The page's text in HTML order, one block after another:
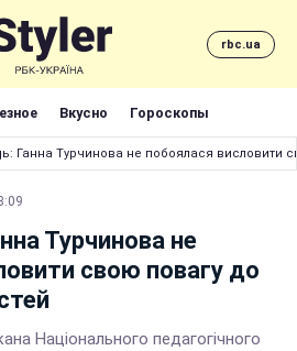
rbc.ua
Вкусно Гороскопы
Ганна Турчинова не побоялася висловити
Турчинова не
свою повагу до
Національного педагогічного